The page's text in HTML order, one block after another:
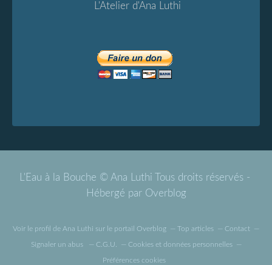
L'Atelier d'Ana Luthi
L'Eau à la Bouche © Ana Luthi Tous droits réservés -
Hébergé par Overblog
Voir le profil de Ana Luthi sur le portail Overblog Top articles Contact
Signaler un abus C.G.U. Cookies et données personnelles
Préférences cookies